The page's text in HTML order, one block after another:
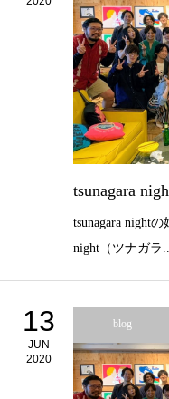
tsunagara
tsunagara night
night（ツナガラ...
13
JUN
2020
blog